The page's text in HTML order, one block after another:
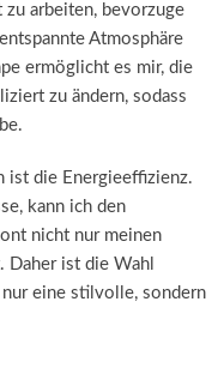
arbeiten, bevorzuge
Atmosphäre
ermöglicht es mir, die
zu ändern, sodass
ist die Energieeffizienz.
kann ich den
nicht nur meinen
Daher ist die Wahl
eine stilvolle, sondern